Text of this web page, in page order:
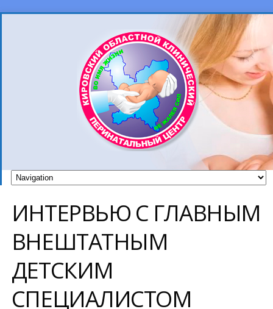
ИНТЕРВЬЮ С ГЛАВНЫМ
ВНЕШТАТНЫМ
ДЕТСКИМ
СПЕЦИАЛИСТОМ